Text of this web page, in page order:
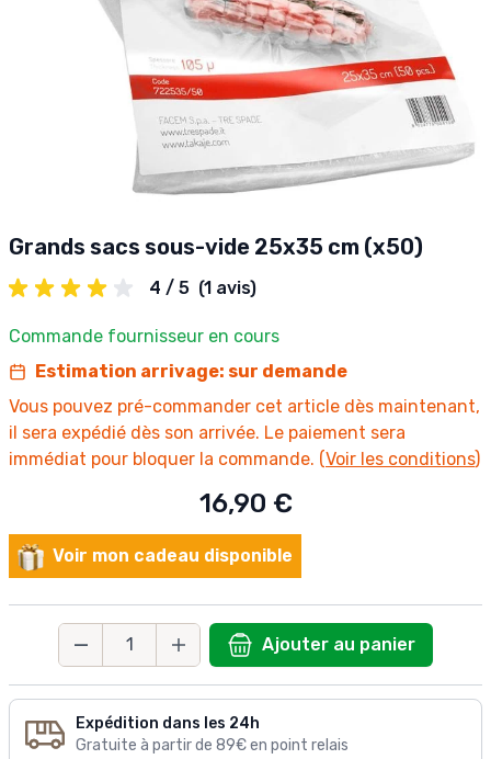
Grands sacs sous-vide 25x35 cm (x50)
4 / 5 (1 avis)
Commande fournisseur en cours
Estimation arrivage: sur demande
Vous pouvez pré-commander cet article dès maintenant,
il sera expédié dès son arrivée. Le paiement sera
immédiat pour bloquer la commande. (Voir les conditions)
16,90 €
Voir mon cadeau disponible
Quantité
Ajouter au panier
Expédition dans les 24h
Gratuite à partir de 89€ en point relais